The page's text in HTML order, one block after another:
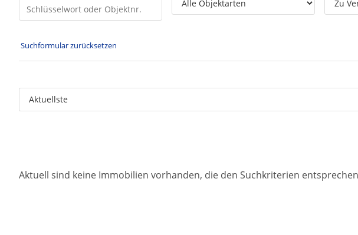
Suchformular zurücksetzen
Aktuell sind keine Immobilien vorhanden, die den Suchkriterien